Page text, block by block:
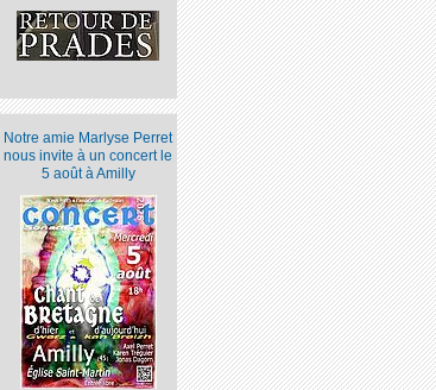
Notre amie Marlyse Perret
nous invite à un concert le
5 août à Amilly